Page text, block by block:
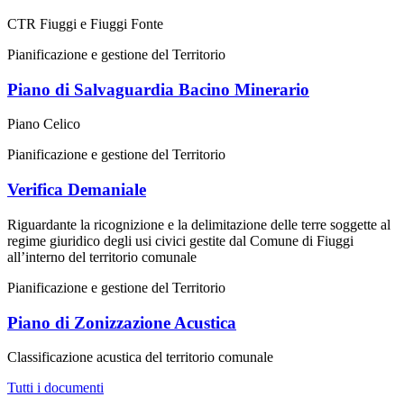
CTR Fiuggi e Fiuggi Fonte
Pianificazione e gestione del Territorio
Piano di Salvaguardia Bacino Minerario
Piano Celico
Pianificazione e gestione del Territorio
Verifica Demaniale
Riguardante la ricognizione e la delimitazione delle terre soggette al
regime giuridico degli usi civici gestite dal Comune di Fiuggi
all’interno del territorio comunale
Pianificazione e gestione del Territorio
Piano di Zonizzazione Acustica
Classificazione acustica del territorio comunale
Tutti i documenti